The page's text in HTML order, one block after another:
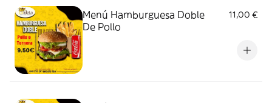
Menú Hamburguesa Doble
De Pollo
11,00 €